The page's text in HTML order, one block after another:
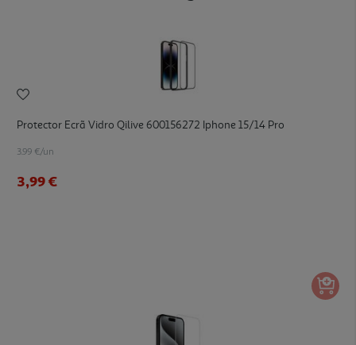
Protector Ecrã Vidro Qilive 600156272 Iphone 15/14 Pro
3.99 €/un
3,99 €